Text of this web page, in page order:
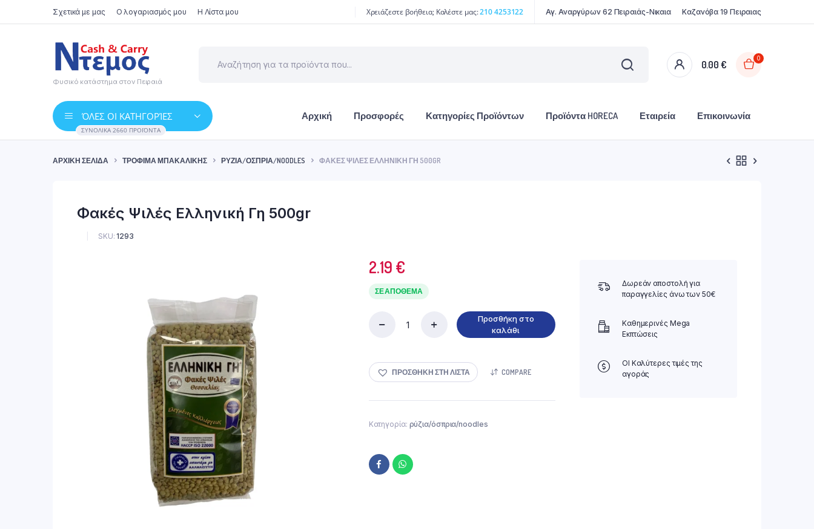
Σχετικά με μας Ο λογαριασμός μου Η Λίστα μου Χρειάζεστε βοήθεια; Καλέστε μας:210 4253122 Αγ. Αναργύρων 62 Πειραιάς-Νικαια Καζανόβα 19 Πειραιας
Φυσικό κατάστημα στον Πειραιά
0.00€
0
ΌΛΕΣ ΟΙ ΚΑΤΗΓΟΡΊΕΣ
ΣΥΝΟΛΙΚΆ 2660 ΠΡΟΪΌΝΤΑ
Αρχική Προσφορές Κατηγορίες Προϊόντων Προϊόντα HORECA Εταιρεία Επικοινωνία
ΑΡΧΙΚΉ ΣΕΛΊΔΑ ΤΡΌΦΙΜΑ ΜΠΑΚΑΛΙΚΉΣ ΡΎΖΙΑ/ΌΣΠΡΙΑ/NOODLES ΦΑΚΈΣ ΨΙΛΈΣ ΕΛΛΗΝΙΚΉ ΓΗ 500GR
Φακές Ψιλές Ελληνική Γη 500gr
SKU: 1293
2.19 €
ΣΕ ΑΠΌΘΕΜΑ
Γη
500gr
Προσθήκη στο
καλάθι
ΠΡΟΣΘΉΚΗ ΣΤΗ ΛΊΣΤΑ COMPARE
Κατηγορία: ρύζια/όσπρια/noodles
Δωρεάν αποστολή για
παραγγελίες άνω των 50€
Καθημερινές Mega
Εκπτώσεις
ΟΙ Καλύτερες τιμές της
αγοράς